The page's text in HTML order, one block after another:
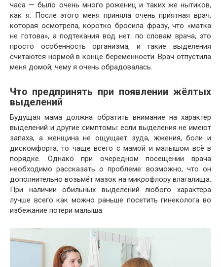
часа — было очень много рожениц и таких же нытиков,
как я. После этого меня приняла очень приятная врач,
которая осмотрела, коротко бросила фразу, что «матка
не готова», а подтекания вод нет: по словам врача, это
просто особенность организма, и такие выделения
считаются нормой в конце беременности. Врач отпустила
меня домой, чему я очень обрадовалась.
Что предпринять при появлении жёлтых
выделений
Будущая мама должна обратить внимание на характер
выделений и другие симптомы: если выделения не имеют
запаха, а женщина не ощущает зуда, жжения, боли и
дискомфорта, то чаще всего с мамой и малышом всё в
порядке. Однако при очередном посещении врача
необходимо рассказать о проблеме: возможно, что он
дополнительно возьмёт мазок на микрофлору влагалища.
При наличии обильных выделений любого характера
лучше всего как можно раньше посетить гинеколога во
избежание потери малыша.